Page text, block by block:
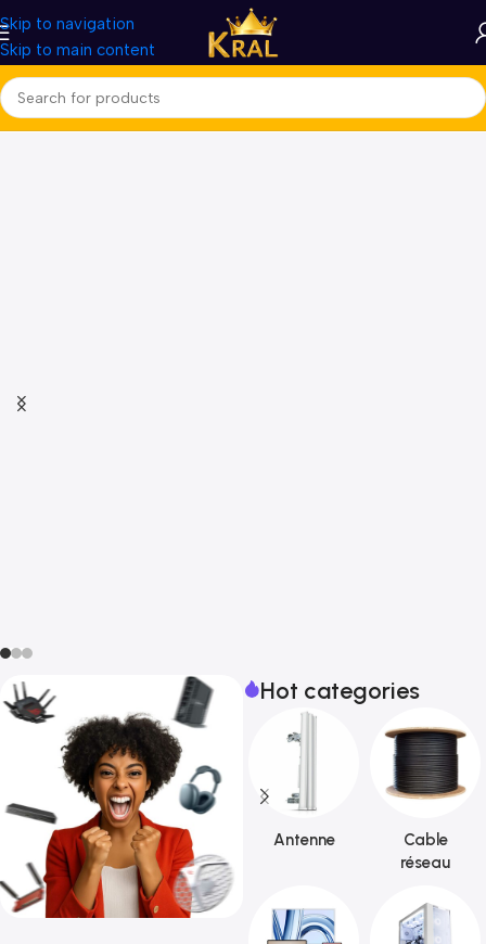
Skip to navigation
Skip to main content
Hot categories
Antenne
Cable
réseau